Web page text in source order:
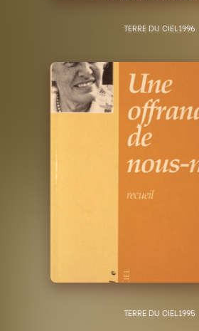
TERRE DU CIEL 1996
TERRE DU CIEL 1995